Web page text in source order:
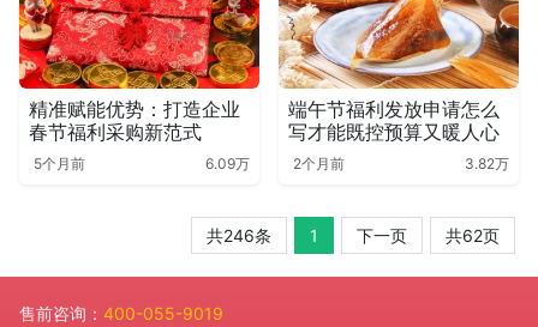
精准赋能优势：打造企业
春节福利采购新范式
5个月前 6.09万
端午节福利发放申请怎么
写才能既控预算又暖人心
2个月前 3.82万
共246条 1 下一页 共62页
售前咨询： 400-055-9019